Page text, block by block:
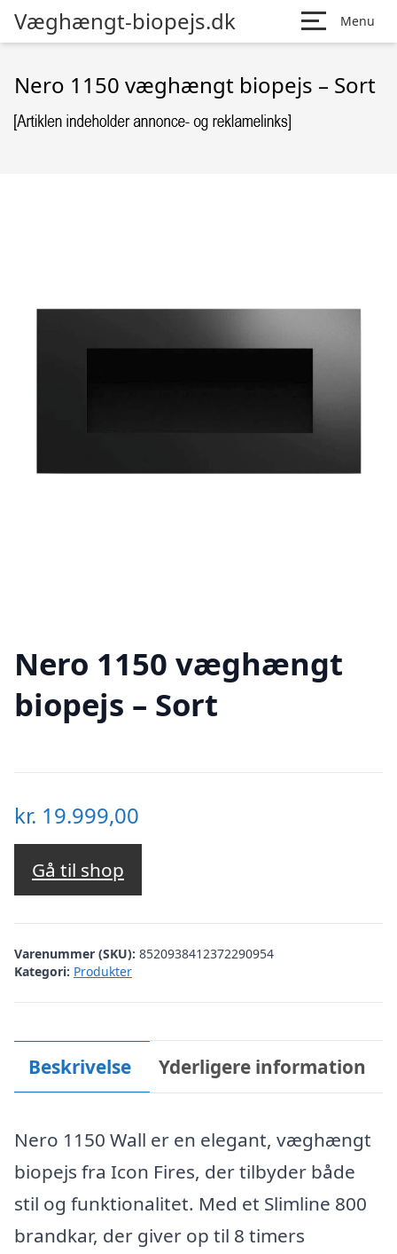
Væghængt-biopejs.dk Menu
Nero 1150 væghængt biopejs – Sort
Nero 1150 væghængt
biopejs – Sort
kr. 19.999,00
Gå til shop
Varenummer (SKU): 8520938412372290954
Kategori: Produkter
Beskrivelse Yderligere information
Nero 1150 Wall er en elegant, væghængt
biopejs fra Icon Fires, der tilbyder både
stil og funktionalitet. Med et Slimline 800
brandkar, der giver op til 8 timers